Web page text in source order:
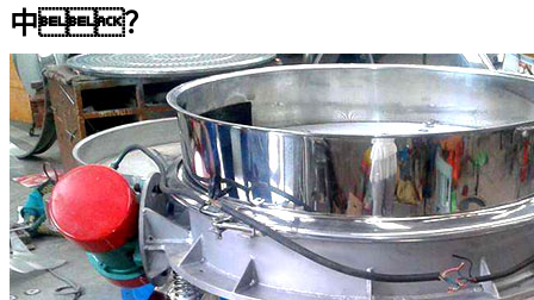
中？